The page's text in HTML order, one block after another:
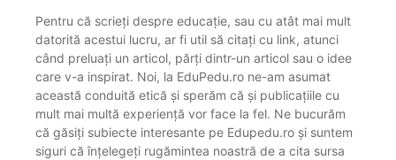
Pentru că scrieți despre educație, sau cu atât mai mult
datorită acestui lucru, ar fi util să citați cu link, atunci
când preluați un articol, părți dintr-un articol sau o idee
care v-a inspirat. Noi, la EduPedu.ro ne-am asumat
această conduită etică și sperăm că și publicațiile cu
mult mai multă experiență vor face la fel. Ne bucurăm
că găsiți subiecte interesante pe Edupedu.ro și suntem
siguri că înțelegeți rugămintea noastră de a cita sursa